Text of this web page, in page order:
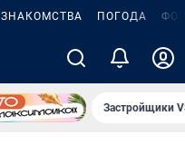
ЗНАКОМСТВА ПОГОДА
Застройщики